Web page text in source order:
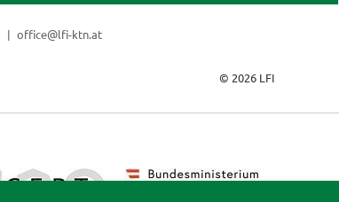
office@lfi-ktn.at
© 2026 LFI